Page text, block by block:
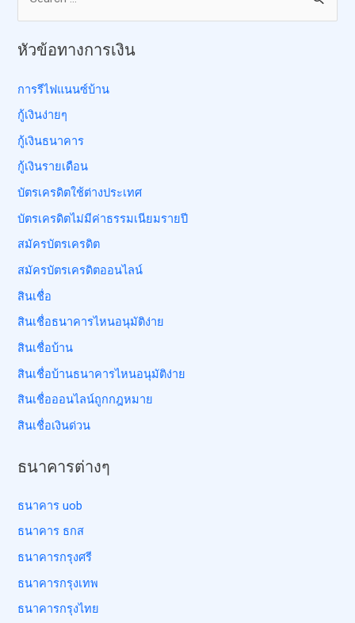
หัวข้อทางการเงิน
การรีไฟแนนซ์บ้าน
กู้เงินง่ายๆ
กู้เงินธนาคาร
กู้เงินรายเดือน
บัตรเครดิตใช้ต่างประเทศ
บัตรเครดิตไม่มีค่าธรรมเนียมรายปี
สมัครบัตรเครดิต
สมัครบัตรเครดิตออนไลน์
สินเชื่อ
สินเชื่อธนาคารไหนอนุมัติง่าย
สินเชื่อบ้าน
สินเชื่อบ้านธนาคารไหนอนุมัติง่าย
สินเชื่อออนไลน์ถูกกฎหมาย
สินเชื่อเงินด่วน
ธนาคารต่างๆ
ธนาคาร uob
ธนาคาร ธกส
ธนาคารกรุงศรี
ธนาคารกรุงเทพ
ธนาคารกรุงไทย